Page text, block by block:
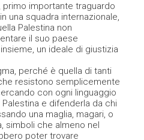
primo importante traguardo
una squadra internazionale,
Palestina non
il suo paese
un ideale di giustizia
perché è quella di tanti
resistono semplicemente
con ogni linguaggio
e difenderla da chi
una maglia, magari, o
simboli che almeno nel
poter trovare